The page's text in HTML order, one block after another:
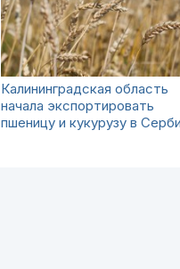
Калининградская область
начала экспортировать
пшеницу и кукурузу в